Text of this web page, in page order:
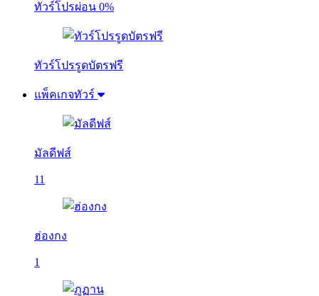
ทัวร์โปรผ่อน 0%
ทัวร์โปรรูดบัตรฟรี
แพ็คเกจทัวร์
มัลดีฟส์
11
ฮ่องกง
1